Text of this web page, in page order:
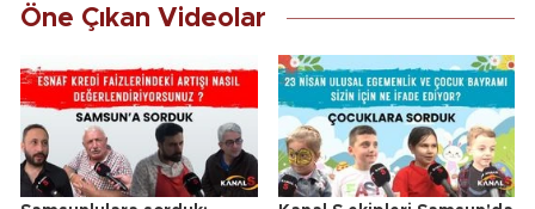
Öne Çıkan Videolar